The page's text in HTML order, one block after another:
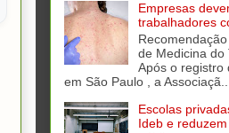
Empresas
trabalhadores
de Medicina do
Após o registro
em São Paulo , a Associaçã...
Escolas
Ideb e